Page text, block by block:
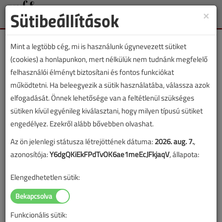
Toggle
Lapszám:
TARTALOM
Találkozzunk
Figylem! Ez a cikk 9 éve frissült utoljára. A benne szereplő
információk mára aktualitásukat veszíthették, valamint a tartalom
×
Sütibeállítások
Mint a legtöbb cég, mi is használunk úgynevezett sütiket
(cookies) a honlapunkon, mert nélkülük nem tudnánk megfelelő
felhasználói élményt biztosítani és fontos funkciókat
működtetni. Ha beleegyezik a sütik használatába, válassza azok
elfogadását. Önnek lehetősége van a feltétlenül szükséges
sütiken kívül egyénileg kiválasztani, hogy milyen típusú sütiket
engedélyez. Ezekről alább bővebben olvashat.
Az ön jelenlegi státusza létrejöttének dátuma:2026. aug. 7.,
azonosítója:Y6dgQKiEkFPdTvOK6ae1meEcJFkjaqV, állapota:
Elengedhetetlen sütik:
Funkcionális sütik: